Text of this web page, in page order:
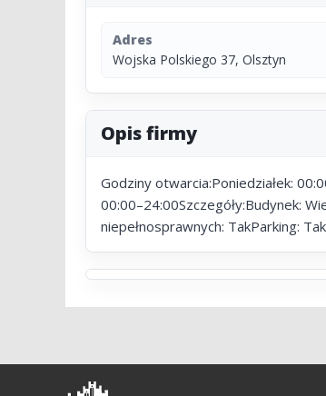
Adres
Wojska Polskiego 37, Olsztyn
Opis firmy
Godziny otwarcia:Poniedziałek:
00:00–24:00Szczegóły:Budynek:
niepełnosprawnych: TakParking:
Olsztyn